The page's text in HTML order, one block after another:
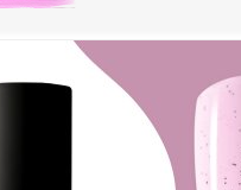
АКСЕССУАРЫ
БРЕНДЫ